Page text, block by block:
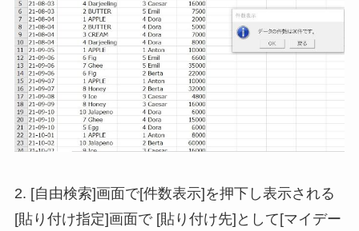
2. [自由検索]画面で[件数表示]を押下し表示される
[貼り付け指定]画面で [貼り付け先]として[マイデー